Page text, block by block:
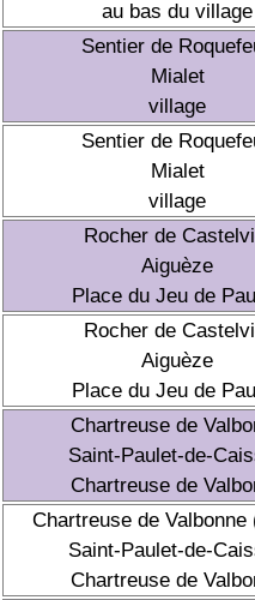
au bas du village
Sentier de
Mialet
village
Sentier de
Mialet
village
Rocher de
Aiguèze
Place du Jeu de
Rocher de
Aiguèze
Place du Jeu de
Chartreuse de
Saint-Paulet-de-
Chartreuse de
Chartreuse de Valbonne
Saint-Paulet-de-
Chartreuse de